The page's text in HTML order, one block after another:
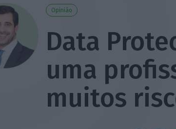
Opinião
Data
uma
muitos